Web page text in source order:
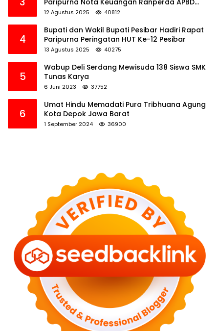
Perubahan TA 2025
12 Agustus 2025 40812
4
Bupati dan Wakil Bupati Pesibar Hadiri Rapat
Paripurna Peringatan HUT Ke-12 Pesibar
13 Agustus 2025 40275
5
Wabup Deli Serdang Mewisuda 138 Siswa SMK
Tunas Karya
6 Juni 2023 37752
6
Umat Hindu Memadati Pura Tribhuana Agung
Kota Depok Jawa Barat
1 September 2024 36900